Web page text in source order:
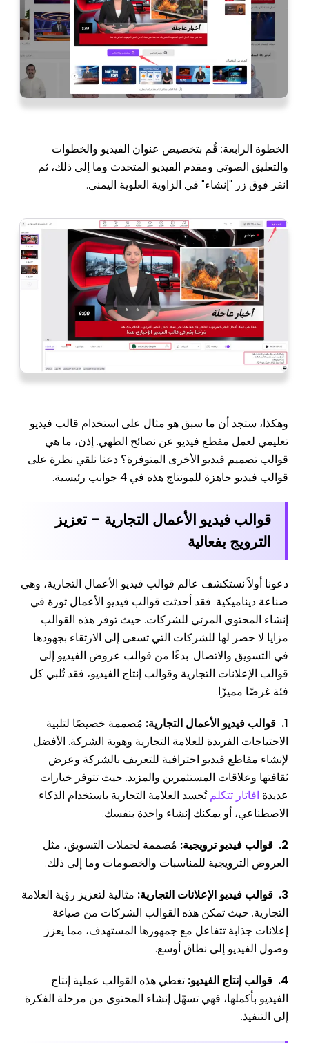
الخطوة الرابعة: قُم بتخصيص عنوان الفيديو والخطوات
والتعليق الصوتي ومقدم الفيديو المتحدث وما إلى ذلك، ثم
انقر فوق زر "إنشاء" في الزاوية العلوية اليمنى.
وهكذا، ستجد أن ما سبق هو مثال على استخدام قالب فيديو
تعليمي لعمل مقطع فيديو عن نصائح الطهي. إذن، ما هي
قوالب تصميم فيديو الأخرى المتوفرة؟ دعنا نلقي نظرة على
قوالب فيديو جاهزة للمونتاج هذه في 4 جوانب رئيسية.
قوالب فيديو الأعمال التجارية – تعزيز
الترويج بفعالية
دعونا أولاً نستكشف عالم قوالب فيديو الأعمال التجارية، وهي
صناعة ديناميكية. فقد أحدثت قوالب فيديو الأعمال ثورة في
إنشاء المحتوى المرئي للشركات. حيث توفر هذه القوالب
مزايا لا حصر لها للشركات التي تسعى إلى الارتقاء بجهودها
في التسويق والاتصال. بدءًا من قوالب عروض الفيديو إلى
قوالب الإعلانات التجارية وقوالب إنتاج الفيديو، فقد تُلبي كل
فئة غرضًا مميزًا.
1. قوالب فيديو الأعمال التجارية:
مُصممة خصيصًا لتلبية
الاحتياجات الفريدة للعلامة التجارية وهوية الشركة. الأفضل
لإنشاء مقاطع فيديو احترافية للتعريف بالشركة وعرض
ثقافتها وعلاقات المستثمرين والمزيد. حيث تتوفر خيارات
عديدة افاتار تتكلمتُجسد العلامة التجارية باستخدام الذكاء
الاصطناعي، أو يمكنك إنشاء واحدة بنفسك.
2. قوالب فيديو ترويجية:
مُصممة لحملات التسويق، مثل
العروض الترويجية للمناسبات والخصومات وما إلى ذلك.
3. قوالب فيديو الإعلانات التجارية:
مثالية لتعزيز رؤية العلامة
التجارية. حيث تمكن هذه القوالب الشركات من صياغة
إعلانات جذابة تتفاعل مع جمهورها المستهدف، مما يعزز
وصول الفيديو إلى نطاق أوسع.
4. قوالب إنتاج الفيديو:
تغطي هذه القوالب عملية إنتاج
الفيديو بأكملها، فهي تسهّل إنشاء المحتوى من مرحلة الفكرة
إلى التنفيذ.